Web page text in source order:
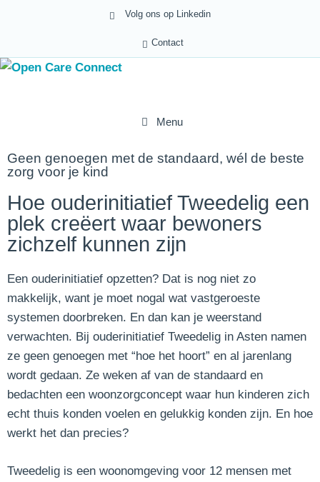
Volg ons op Linkedin
Contact
Menu
Geen genoegen met de standaard, wél de beste
zorg voor je kind
Hoe ouderinitiatief Tweedelig een
plek creëert waar bewoners
zichzelf kunnen zijn
Een ouderinitiatief opzetten? Dat is nog niet zo
makkelijk, want je moet nogal wat vastgeroeste
systemen doorbreken. En dan kan je weerstand
verwachten. Bij ouderinitiatief Tweedelig in Asten namen
ze geen genoegen met “hoe het hoort” en al jarenlang
wordt gedaan. Ze weken af van de standaard en
bedachten een woonzorgconcept waar hun kinderen zich
echt thuis konden voelen en gelukkig konden zijn. En hoe
werkt het dan precies?
Tweedelig is een woonomgeving voor 12 mensen met